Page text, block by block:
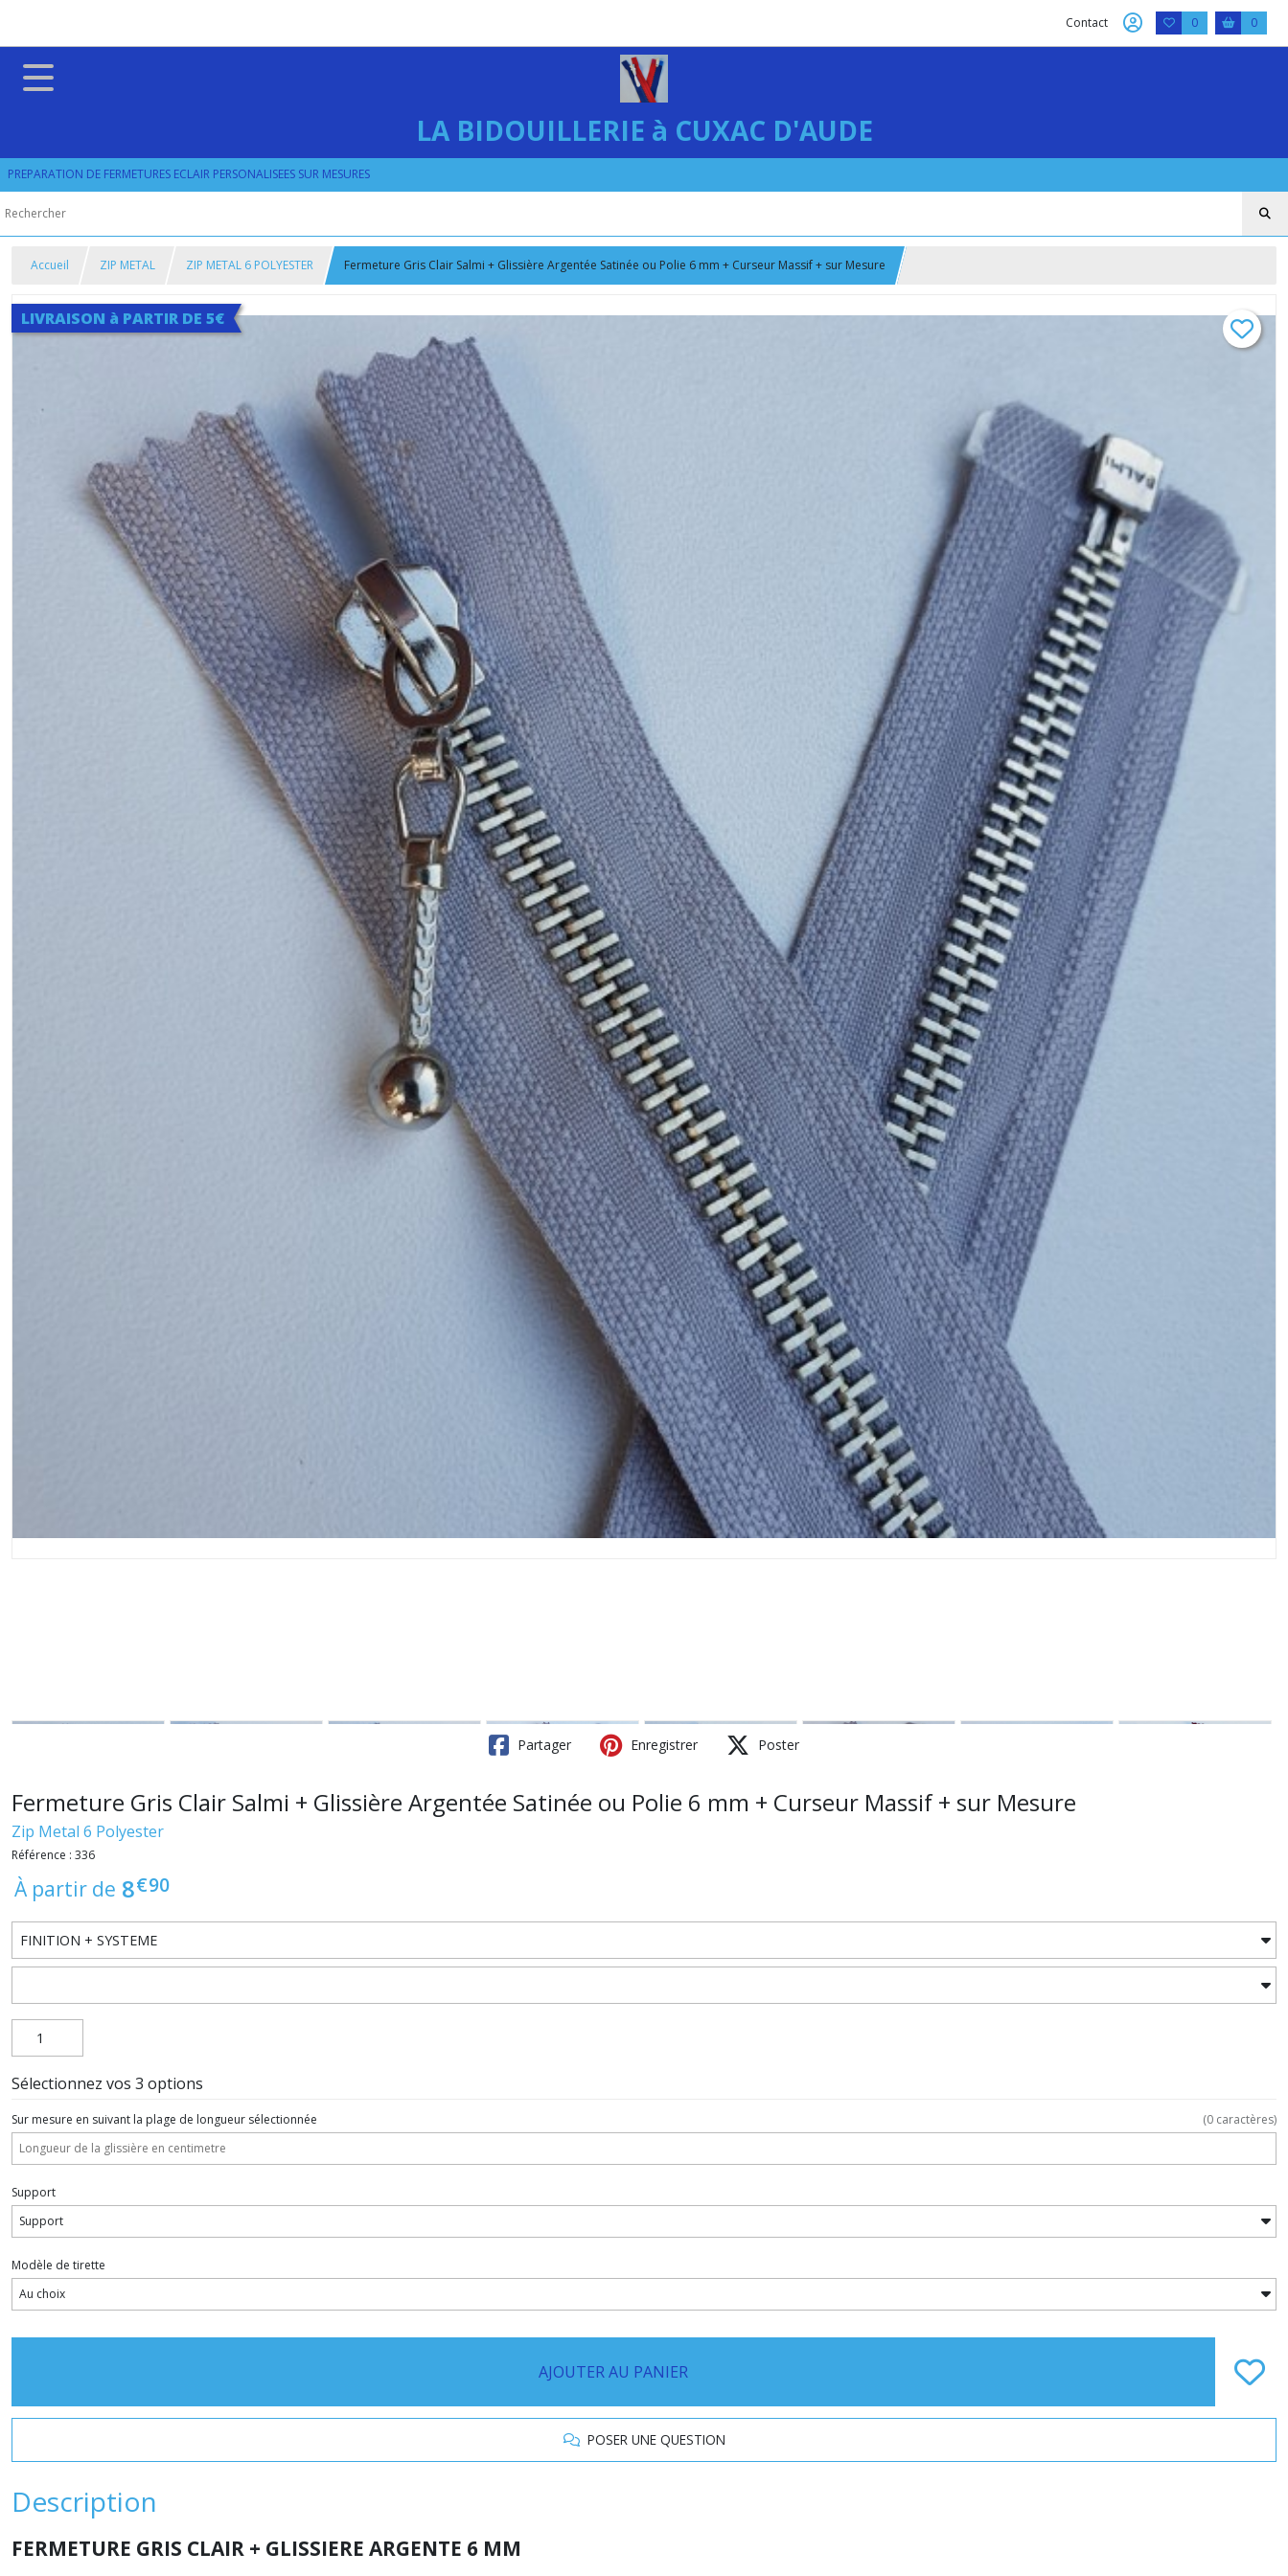
Contact 0 0
LA BIDOUILLERIE à CUXAC D'AUDE
PREPARATION DE FERMETURES ECLAIR PERSONALISEES SUR MESURES
Accueil ZIP METAL ZIP METAL 6 POLYESTER Fermeture Gris Clair Salmi + Glissière Argentée Satinée ou Polie 6 mm + Curseur Massif + sur Mesure
LIVRAISON à PARTIR DE 5€
Partager Enregistrer Poster
Fermeture Gris Clair Salmi + Glissière Argentée Satinée ou Polie 6 mm + Curseur Massif + sur Mesure
Zip Metal 6 Polyester
Référence : 336
À partir de 8€90
Sélectionnez vos 3 options
Sur mesure en suivant la plage de longueur sélectionnée (0 caractères)
Support
Modèle de tirette
AJOUTER AU PANIER
POSER UNE QUESTION
Description
FERMETURE GRIS CLAIR + GLISSIERE ARGENTE 6 MM